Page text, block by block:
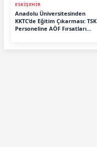
ESKİŞEHİR
Anadolu Üniversitesinden
KKTC’de Eğitim Çıkarması: TSK
Personeline AÖF Fırsatları